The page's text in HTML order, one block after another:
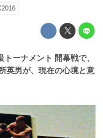
ーナメント 開幕戦で、
英男が、現在の心境と意